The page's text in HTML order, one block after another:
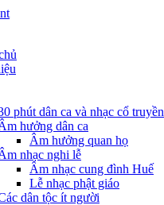
phút dân ca và nhạc cổ truyền
hưởng dân ca
Âm hưởng quan họ
nhạc nghi lễ
Âm nhạc cung đình Huế
Lễ nhạc phật giáo
dân tộc ít người